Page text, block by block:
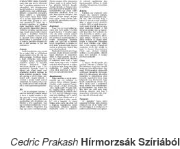
Cedric Prakash Hírmorzsák Szíriából